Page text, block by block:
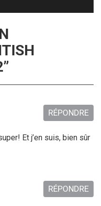
”
Et j’en suis, bien sûr
RÉPONDRE
RÉPONDRE